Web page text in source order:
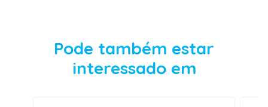
Pode também estar
interessado em